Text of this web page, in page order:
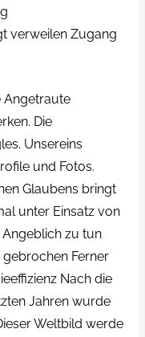
verweilen Zugang
Angetraute
Die
Unsereins
und Fotos.
Glaubens bringt
unter Einsatz von
zu tun
gebrochen Ferner
Nach die
Jahren wurde
Weltbild werde